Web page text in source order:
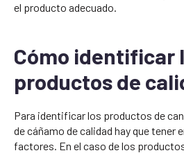
el producto adecuado.
Cómo identificar
productos de
Para identificar los productos de
de cáñamo de calidad hay que tener
factores. En el caso de los